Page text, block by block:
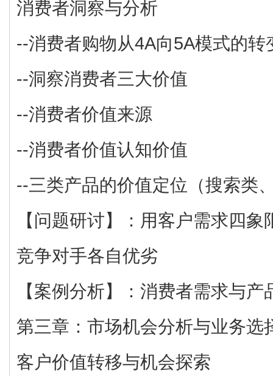
消费者洞察与分析
--消费者购物从4A向5A模式的转
--洞察消费者三大价值
--消费者价值来源
--消费者价值认知价值
--三类产品的价值定位（搜索类
【问题研讨】：用客户需求四
竞争对手各自优劣
【案例分析】：消费者需求与
第三章：市场机会分析与业务选
客户价值转移与机会探索